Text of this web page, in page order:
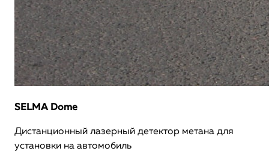
SELMA Dome
Дистанционный лазерный детектор метана для
установки на автомобиль